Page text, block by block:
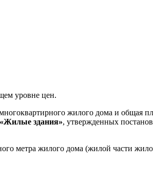
уровне цен.
жилого дома и общая
здания», утвержденных
метра жилого дома (жилой части